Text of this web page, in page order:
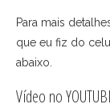
Para mais
que eu fiz do
abaixo.
Vídeo no